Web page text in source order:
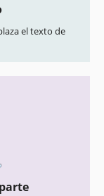
el texto de